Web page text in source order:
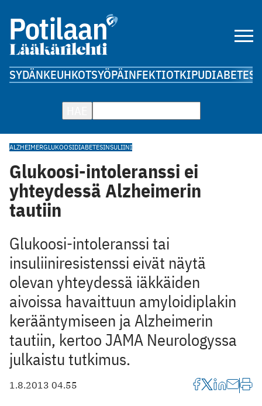
SYDÄNKEUHKOTSYÖPÄINFEKTIOTKIPUDIABETES
ALZHEIMERGLUKOOSIDIABETESINSULIINI
Glukoosi-intoleranssi ei
yhteydessä Alzheimerin
tautiin
Glukoosi-intoleranssi tai
insuliiniresistenssi eivät näytä
olevan yhteydessä iäkkäiden
aivoissa havaittuun amyloidiplakin
kerääntymiseen ja Alzheimerin
tautiin, kertoo JAMA Neurologyssa
julkaistu tutkimus.
1.8.2013 04.55